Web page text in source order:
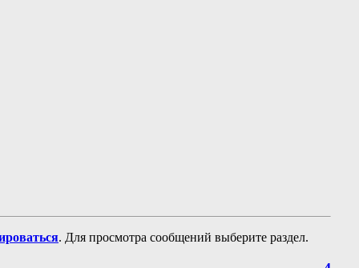
. Для просмотра сообщений выберите раздел.